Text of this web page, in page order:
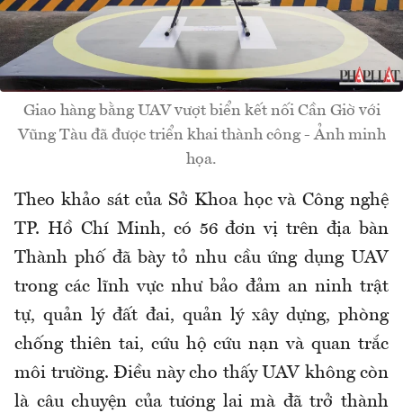
Giao hàng bằng UAV vượt biển kết nối Cần Giờ với
Vũng Tàu đã được triển khai thành công - Ảnh minh
họa.
Theo khảo sát của Sở Khoa học và Công nghệ
TP. Hồ Chí Minh, có 56 đơn vị trên địa bàn
Thành phố đã bày tỏ nhu cầu ứng dụng UAV
trong các lĩnh vực như bảo đảm an ninh trật
tự, quản lý đất đai, quản lý xây dựng, phòng
chống thiên tai, cứu hộ cứu nạn và quan trắc
môi trường. Điều này cho thấy UAV không còn
là câu chuyện của tương lai mà đã trở thành